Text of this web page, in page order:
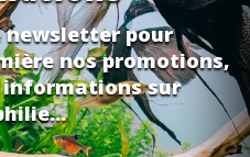
newsletter pour
nos promotions,
sur